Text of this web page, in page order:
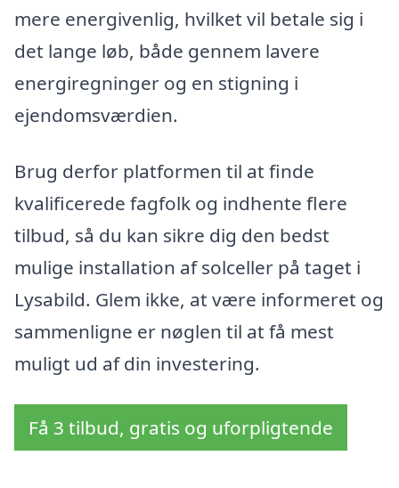
mere energivenlig, hvilket vil betale sig i
det lange løb, både gennem lavere
energiregninger og en stigning i
ejendomsværdien.
Brug derfor platformen til at finde
kvalificerede fagfolk og indhente flere
tilbud, så du kan sikre dig den bedst
mulige installation af solceller på taget i
Lysabild. Glem ikke, at være informeret og
sammenligne er nøglen til at få mest
muligt ud af din investering.
Få 3 tilbud, gratis og uforpligtende